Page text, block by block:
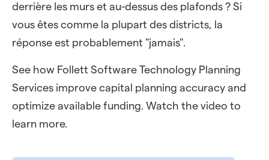
derrière les murs et au-dessus des plafonds ? Si
vous êtes comme la plupart des districts, la
réponse est probablement "jamais".
See how Follett Software Technology Planning
Services improve capital planning accuracy and
optimize available funding. Watch the video to
learn more.